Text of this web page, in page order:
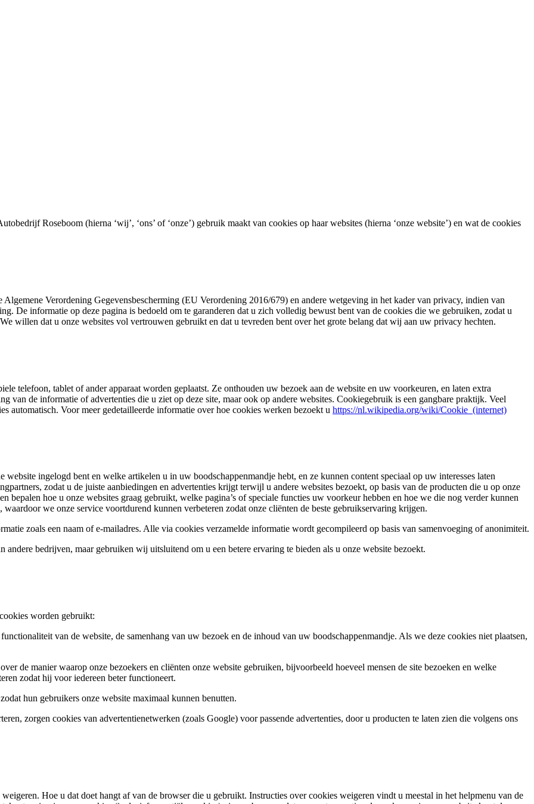
Roseboom (hierna ‘wij’, ‘ons’ of ‘onze’) gebruik maakt van cookies op haar websites (hierna ‘onze website’) en wat de cookies
Verordening Gegevensbescherming (EU Verordening 2016/679) en andere wetgeving in het kader van privacy, indien van
De informatie op deze pagina is bedoeld om te garanderen dat u zich volledig bewust bent van de cookies die we gebruiken, zodat u
willen dat u onze websites vol vertrouwen gebruikt en dat u tevreden bent over het grote belang dat wij aan uw privacy hechten.
telefoon, tablet of ander apparaat worden geplaatst. Ze onthouden uw bezoek aan de website en uw voorkeuren, en laten extra
van de informatie of advertenties die u ziet op deze site, maar ook op andere websites. Cookiegebruik is een gangbare praktijk. Veel
automatisch. Voor meer gedetailleerde informatie over hoe cookies werken bezoekt u https://nl.wikipedia.org/wiki/Cookie_(internet)
ingelogd bent en welke artikelen u in uw boodschappenmandje hebt, en ze kunnen content speciaal op uw interesses laten
zodat u de juiste aanbiedingen en advertenties krijgt terwijl u andere websites bezoekt, op basis van de producten die u op onze
bepalen hoe u onze websites graag gebruikt, welke pagina’s of speciale functies uw voorkeur hebben en hoe we die nog verder kunnen
we onze service voortdurend kunnen verbeteren zodat onze cliënten de beste gebruikservaring krijgen.
zoals een naam of e-mailadres. Alle via cookies verzamelde informatie wordt gecompileerd op basis van samenvoeging of anonimiteit.
bedrijven, maar gebruiken wij uitsluitend om u een betere ervaring te bieden als u onze website bezoekt.
worden gebruikt:
van de website, de samenhang van uw bezoek en de inhoud van uw boodschappenmandje. Als we deze cookies niet plaatsen,
de manier waarop onze bezoekers en cliënten onze website gebruiken, bijvoorbeeld hoeveel mensen de site bezoeken en welke
zodat hij voor iedereen beter functioneert.
hun gebruikers onze website maximaal kunnen benutten.
zorgen cookies van advertentienetwerken (zoals Google) voor passende advertenties, door u producten te laten zien die volgens ons
Hoe u dat doet hangt af van de browser die u gebruikt. Instructies over cookies weigeren vindt u meestal in het helpmenu van de